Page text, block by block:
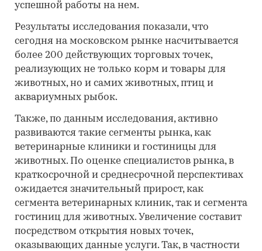
успешной работы на нем.
Результаты исследования показали, что
сегодня на московском рынке насчитывается
более 200 действующих торговых точек,
реализующих не только корм и товары для
животных, но и самих животных, птиц и
аквариумных рыбок.
Также, по данным исследования, активно
развиваются такие сегменты рынка, как
ветеринарные клиники и гостиницы для
животных. По оценке специалистов рынка, в
краткосрочной и среднесрочной перспективах
ожидается значительный прирост, как
сегмента ветеринарных клиник, так и сегмента
гостиниц для животных. Увеличение составит
посредством открытия новых точек,
оказывающих данные услуги. Так, в частности